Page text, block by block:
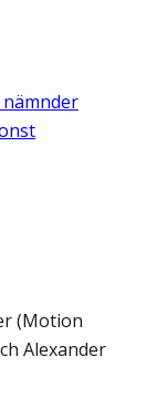
(Motion
Alexander